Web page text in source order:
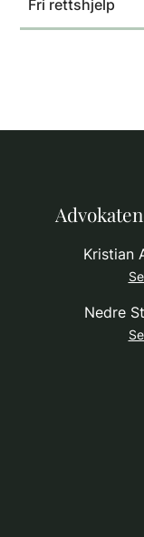
Fri rettshjelp
Kristian
Nedre